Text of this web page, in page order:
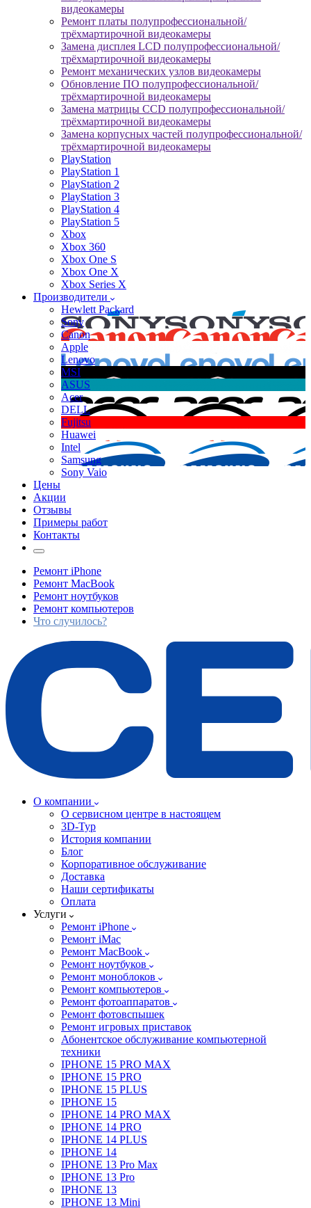
видеокамеры
Ремонт платы полупрофессиональной/
трёхмартирочной видеокамеры
Замена дисплея LCD полупрофессиональной/
трёхмартирочной видеокамеры
Ремонт механических узлов видеокамеры
Обновление ПО полупрофессиональной/
трёхмартирочной видеокамеры
Замена матрицы CCD полупрофессиональной/
трёхмартирочной видеокамеры
Замена корпусных частей полупрофессиональной/
трёхмартирочной видеокамеры
PlayStation
PlayStation 1
PlayStation 2
PlayStation 3
PlayStation 4
PlayStation 5
Xbox
Xbox 360
Xbox One S
Xbox One X
Xbox Series X
Производители
Hewlett Packard
Sony
Canon
Apple
Lenovo
MSI
ASUS
Acer
DELL
Fujitsu
Huawei
Intel
Samsung
Sony Vaio
Цены
Акции
Отзывы
Примеры работ
Контакты
Ремонт iPhone
Ремонт MacBook
Ремонт ноутбуков
Ремонт компьютеров
Что случилось?
О компании
О сервисном центре в настоящем
3D-Тур
История компании
Блог
Корпоративное обслуживание
Доставка
Наши сертификаты
Оплата
Услуги
Ремонт iPhone
Ремонт iMac
Ремонт MacBook
Ремонт ноутбуков
Ремонт моноблоков
Ремонт компьютеров
Ремонт фотоаппаратов
Ремонт фотовспышек
Ремонт игровых приставок
Абонентское обслуживание компьютерной
техники
IPHONE 15 PRO MAX
IPHONE 15 PRO
IPHONE 15 PLUS
IPHONE 15
IPHONE 14 PRO MAX
IPHONE 14 PRO
IPHONE 14 PLUS
IPHONE 14
IPHONE 13 Pro Max
IPHONE 13 Pro
IPHONE 13
IPHONE 13 Mini